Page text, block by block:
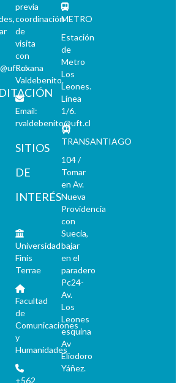
previa
coordinación
de
visita
con
Roxana
Valdebenito.
Email:
rvaldebenito@uft.cl
SITIOS
DE
INTERÉS
Universidad
Finis
Terrae
Facultad
de
Comunicaciones
y
Humanidades
+562
METRO
Estación
de
Metro
Los
Leones.
Línea
1/6.
TRANSANTIAGO
104 /
Tomar
en Av.
Nueva
Providencia
con
Suecia,
bajar
en el
paradero
Pc24-
Av.
Los
Leones
esquina
Av
Eliodoro
Yáñez.